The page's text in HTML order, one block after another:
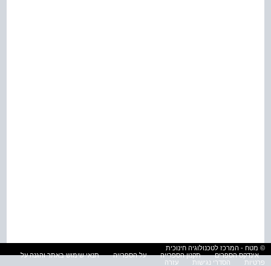
© מטח - המרכז לטכנולוגיה חינוכית
אינדקס הספרים
תקנון הספרייה על הספרייה
תנאי שימוש באתר והגנה על
פרטיות
הסדרי נגישות עזרה